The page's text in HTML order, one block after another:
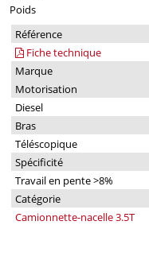
Poids
Référence
Fiche technique
Marque
Motorisation
Diesel
Bras
Téléscopique
Spécificité
Travail en pente >8%
Catégorie
Camionnette-nacelle 3.5T